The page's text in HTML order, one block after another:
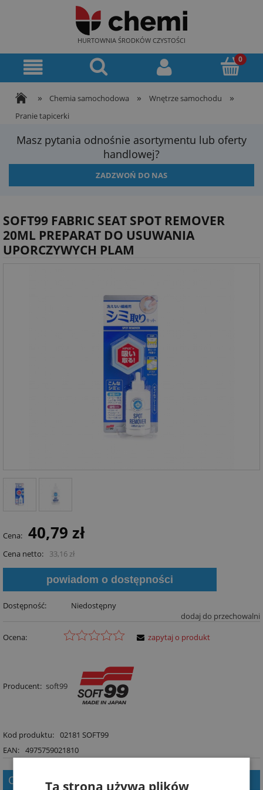
HURTOWNIA ŚRODKÓW CZYSTOŚCI
» Chemia samochodowa » Wnętrze samochodu »
Pranie tapicerki
Masz pytania odnośnie asortymentu lub oferty
handlowej?
ZADZWOŃ DO NAS
SOFT99 FABRIC SEAT SPOT REMOVER
20ML PREPARAT DO USUWANIA
UPORCZYWYCH PLAM
Cena: 40,79 zł
Cena netto: 33,16 zł
powiadom o dostępności
Dostępność:
Niedostępny
dodaj do przechowalni
Ocena:
Producent: soft99
Kod produktu: 02181 SOFT99
EAN: 4975759021810
zapytaj o produkt
Opis
Ta strona używa plików